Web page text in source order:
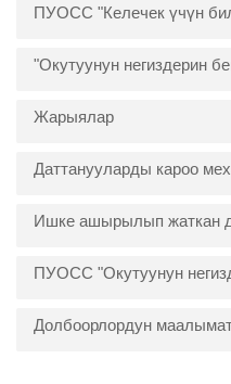
ПУОСС "Келечек үчүн
"Окутуунун негиздерин
Жарыялар
Даттанууларды кароо
Ишке ашырылып жаткан
ПУОСС "Окутуунун
Долбоорлордун